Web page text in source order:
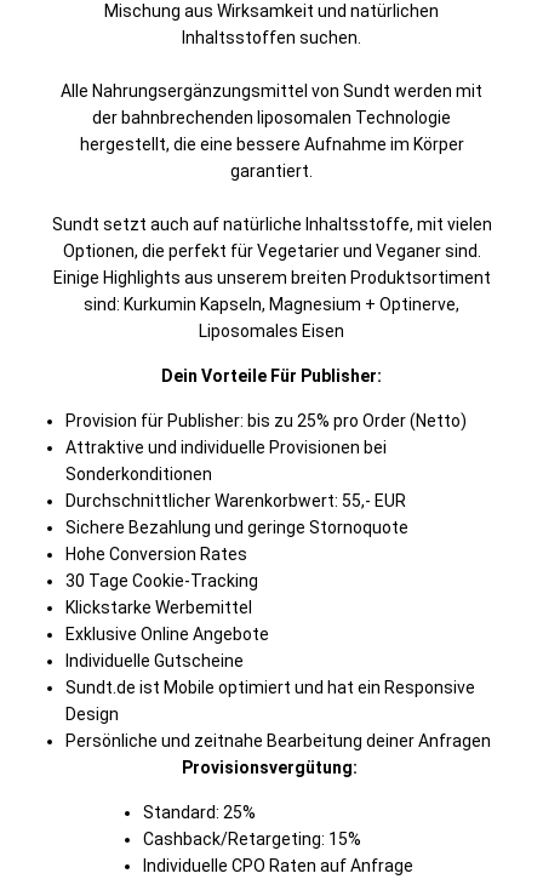
Mischung aus Wirksamkeit und natürlichen
Inhaltsstoffen suchen.
Alle Nahrungsergänzungsmittel von Sundt werden mit
der bahnbrechenden liposomalen Technologie
hergestellt, die eine bessere Aufnahme im Körper
garantiert.
Sundt setzt auch auf natürliche Inhaltsstoffe, mit vielen
Optionen, die perfekt für Vegetarier und Veganer sind.
Einige Highlights aus unserem breiten Produktsortiment
sind: Kurkumin Kapseln, Magnesium + Optinerve,
Liposomales Eisen
Dein Vorteile Für Publisher:
Provision für Publisher: bis zu 25% pro Order (Netto)
Attraktive und individuelle Provisionen bei
Sonderkonditionen
Durchschnittlicher Warenkorbwert: 55,- EUR
Sichere Bezahlung und geringe Stornoquote
Hohe Conversion Rates
30 Tage Cookie-Tracking
Klickstarke Werbemittel
Exklusive Online Angebote
Individuelle Gutscheine
Sundt.de ist Mobile optimiert und hat ein Responsive
Design
Persönliche und zeitnahe Bearbeitung deiner Anfragen
Provisionsvergütung:
Standard: 25%
Cashback/Retargeting: 15%
Individuelle CPO Raten auf Anfrage